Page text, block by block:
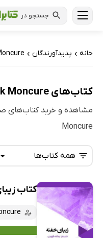
جستجو در
خانه › پدیدآورندگان ›
کتاب‌های Jane Belk Moncure
Moncure
همه کتاب‌ها
همه کتاب‌ها
کتاب‌های صوتی
کتاب‌های متنی
کتاب